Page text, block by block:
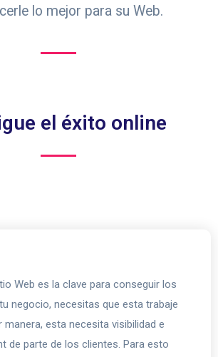
lo mejor para su Web.
el éxito online
Web es la clave para conseguir los
negocio, necesitas que esta trabaje
manera, esta necesita visibilidad e
de parte de los clientes. Para esto